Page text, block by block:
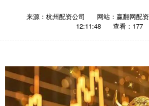
来源：杭州配资公司 网站：赢翻网配资
12:11:48
查看：177